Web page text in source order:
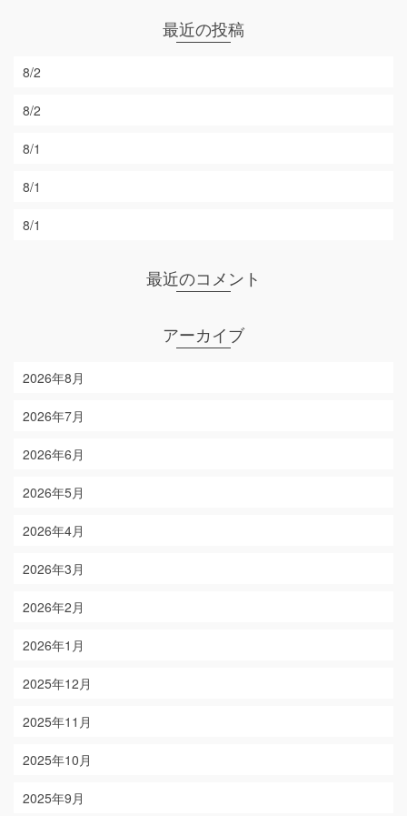
最近の投稿
8/2
8/2
8/1
8/1
8/1
最近のコメント
アーカイブ
2026年8月
2026年7月
2026年6月
2026年5月
2026年4月
2026年3月
2026年2月
2026年1月
2025年12月
2025年11月
2025年10月
2025年9月